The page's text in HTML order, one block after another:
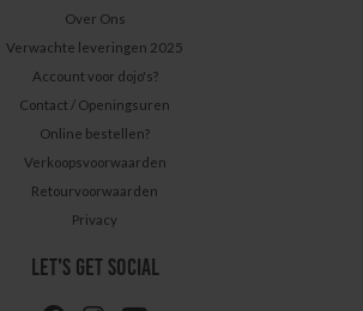
Over Ons
Verwachte leveringen 2025
Account voor dojo's?
Contact / Openingsuren
Online bestellen?
Verkoopsvoorwaarden
Retourvoorwaarden
Privacy
LET'S GET SOCIAL